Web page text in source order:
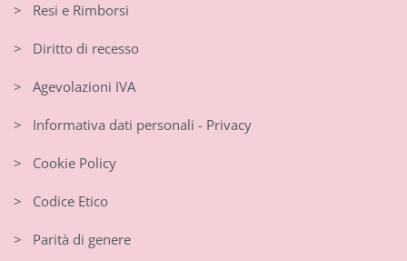
> Resi e Rimborsi
> Diritto di recesso
> Agevolazioni IVA
> Informativa dati personali - Privacy
> Cookie Policy
> Codice Etico
> Parità di genere